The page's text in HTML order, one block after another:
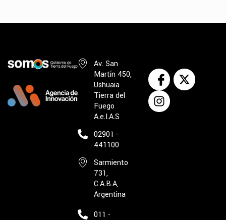
Av. San
Martín 450,
Ushuaia
Tierra del
Fuego
A.e.I.A.S
02901 -
441100
Sarmiento
731,
C.A.B.A,
Argentina
011 -